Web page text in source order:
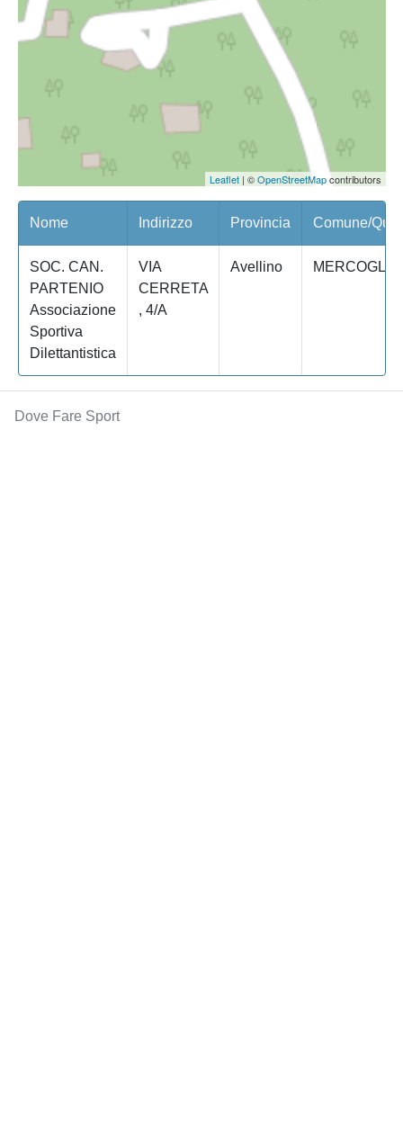
Leaflet| ©OpenStreetMapcontributors
Nome Indirizzo Provincia Comune/
SOC. CAN.
PARTENIO
Associazione
Sportiva
Dilettantistica
VIA
CERRETA
, 4/A
Avellino
Dove Fare Sport